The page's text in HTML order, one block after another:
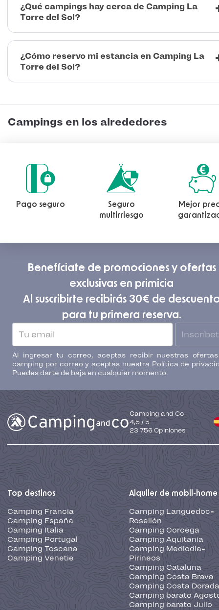
¿Qué campings hay cerca de Camping La
Torre del Sol?
¿Cómo reservo mi estancia en Camping La
Torre del Sol?
Campings en los alrededores
Pago seguro
Seguro
multirriesgo
Mejor
Benefíciate de promociones y ofertas
exclusivas en primicia
Al suscribirte recibirás 30€ de
para tu primera reserva.
Al ingresar tu correo, aceptas recibir nuestras
camping por correo y aceptas nuestra Política de
Puedes darte de baja en cualquier momento.
Camping and Co
4,5 / 5
23 756 Opiniones
Top destinos
Camping Francia
Camping España
Camping Italia
Camping Portugal
Camping Toscana
Camping Venetie
Alquiler de mobil-home
Camping Languedoc-
Rosellón
Camping Corcega
Camping Aquitania
Camping Mediodia-
Pirineos
Camping Cataluna
Camping Costa Brava
Camping Costa Dorada
Camping barato
Camping barato Julio